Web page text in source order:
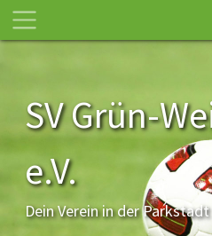
SV Grün-
e.V.
Dein Verein in der